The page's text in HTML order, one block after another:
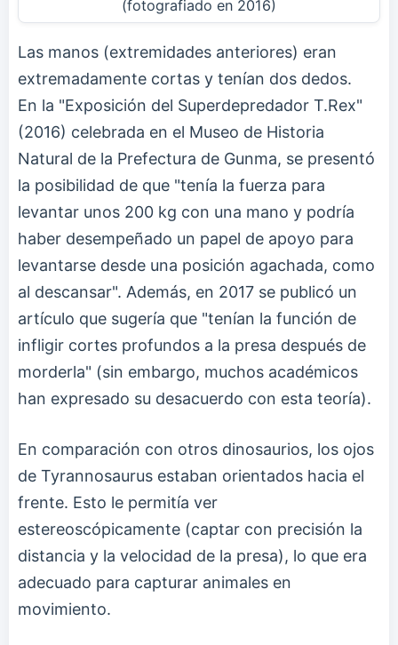
(fotografiado en 2016)
Las manos (extremidades anteriores) eran
extremadamente cortas y tenían dos dedos.
En la "Exposición del Superdepredador T.Rex"
(2016) celebrada en el Museo de Historia
Natural de la Prefectura de Gunma, se presentó
la posibilidad de que "tenía la fuerza para
levantar unos 200 kg con una mano y podría
haber desempeñado un papel de apoyo para
levantarse desde una posición agachada, como
al descansar". Además, en 2017 se publicó un
artículo que sugería que "tenían la función de
infligir cortes profundos a la presa después de
morderla" (sin embargo, muchos académicos
han expresado su desacuerdo con esta teoría).
En comparación con otros dinosaurios, los ojos
de Tyrannosaurus estaban orientados hacia el
frente. Esto le permitía ver
estereoscópicamente (captar con precisión la
distancia y la velocidad de la presa), lo que era
adecuado para capturar animales en
movimiento.